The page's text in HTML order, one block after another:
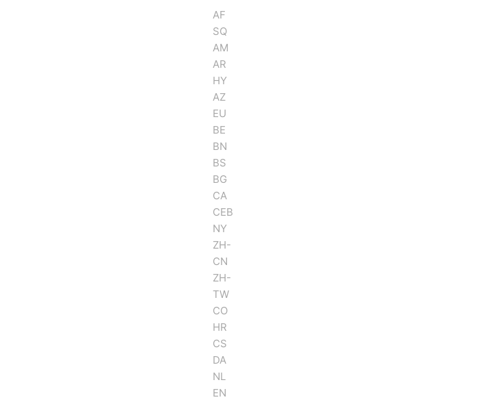
AF
SQ
AM
AR
HY
AZ
EU
BE
BN
BS
BG
CA
CEB
NY
ZH-
CN
ZH-
TW
CO
HR
CS
DA
NL
EN